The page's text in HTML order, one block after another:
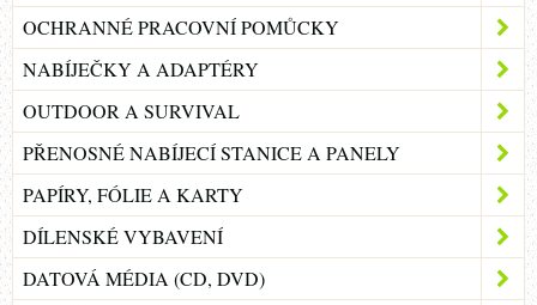
OCHRANNÉ PRACOVNÍ POMŮCKY
NABÍJEČKY A ADAPTÉRY
OUTDOOR A SURVIVAL
PŘENOSNÉ NABÍJECÍ STANICE A PANELY
PAPÍRY, FÓLIE A KARTY
DÍLENSKÉ VYBAVENÍ
DATOVÁ MÉDIA (CD, DVD)